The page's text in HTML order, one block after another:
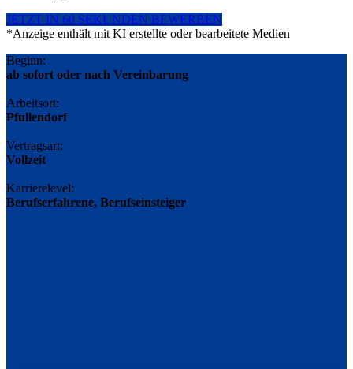
JETZT IN 60 SEKUNDEN BEWERBEN
*Anzeige enthält mit KI erstellte oder bearbeitete Medien
Beginn:
ab sofort oder nach Vereinbarung
Arbeitsort:
Pfullendorf
Vertragsart:
Vollzeit
Karrierelevel:
Berufserfahrene, Berufseinsteiger